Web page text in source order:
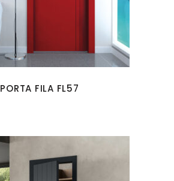
PORTA FILA FL57